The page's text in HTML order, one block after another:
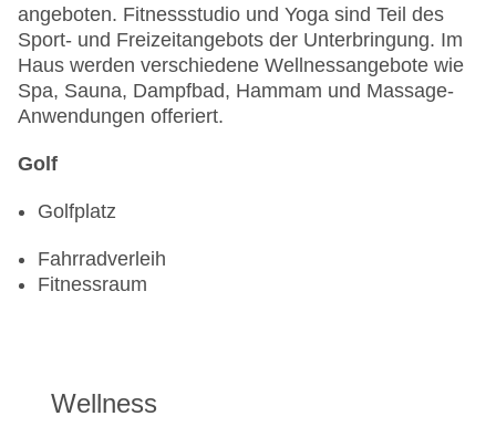
angeboten. Fitnessstudio und Yoga sind Teil des
Sport- und Freizeitangebots der Unterbringung. Im
Haus werden verschiedene Wellnessangebote wie
Spa, Sauna, Dampfbad, Hammam und Massage-
Anwendungen offeriert.
Golf
Golfplatz
Fahrradverleih
Fitnessraum
Wellness